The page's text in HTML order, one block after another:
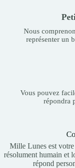
Nous
représenter un
Vous pouvez
répondra
Mille Lunes est
résolument humain et
répond